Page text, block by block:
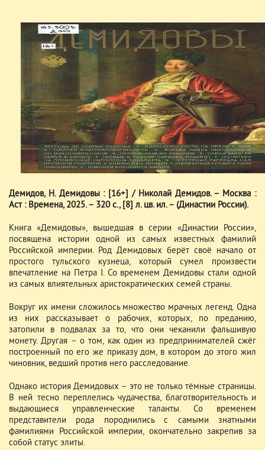
Демидов, Н. Демидовы : [16+] / Николай Демидов. – Москва :
Аст : Времена, 2025. – 320 с., [8] л. цв. ил. – (Династии России).
Книга «Демидовы», вышедшая в серии «Династии России»,
посвящена истории одной из самых известных фамилий
Российской империи. Род Демидовых берёт своё начало от
простого тульского кузнеца, который сумел произвести
впечатление на Петра I. Со временем Демидовы стали одной
из самых влиятельных аристократических семей страны.
Вокруг их имени сложилось множество мрачных легенд. Одна
из них рассказывает о рабочих, которых, по преданию,
затопили в подвалах за то, что они чеканили фальшивую
монету. Другая – о том, как один из предпринимателей сжёг
построенный по его же приказу дом, в котором до этого жил
чиновник, ведший против него расследование.
Однако история Демидовых – это не только тёмные страницы.
В ней тесно переплелись чудачества, благотворительность и
выдающиеся управленческие таланты. Со временем
представители рода породнились с самыми знатными
фамилиями Российской империи, окончательно закрепив за
собой статус элиты.